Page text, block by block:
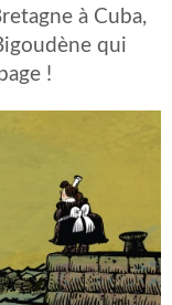
à Cuba,
qui
!